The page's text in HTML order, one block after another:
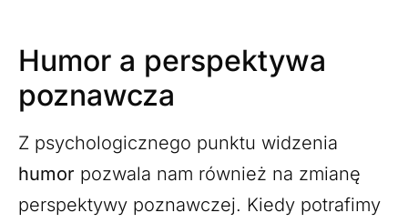
Humor a perspektywa
poznawcza
Z psychologicznego punktu widzenia
humor pozwala nam również na zmianę
perspektywy poznawczej. Kiedy potrafimy